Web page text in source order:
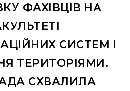
ФАХІВЦІВ НА
СИСТЕМ І
ТЕРИТОРІЯМИ.
СХВАЛИЛА